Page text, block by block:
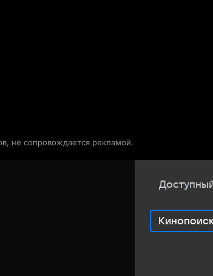
не сопровождается рекламой.